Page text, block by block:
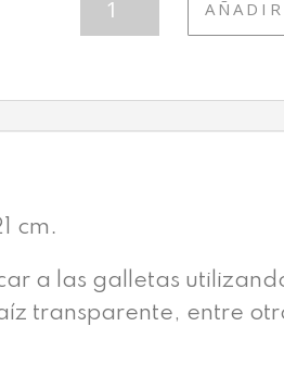
ADORACIÓN
cm.
a las galletas
transparente, entre